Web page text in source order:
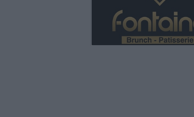
5 Αυγούστου 2026, 10:32
Ανάκληση ειδικής αθλητικής
αναγνώρισης για τέσσερα
ποδοσφαιρικά σωματεία της